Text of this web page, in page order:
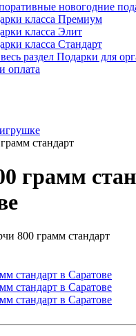
новогодние
класса Премиум
класса Элит
класса Стандарт
раздел Подарки для
оплата
стандарт
грамм
800 грамм стандарт